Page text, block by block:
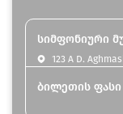
სიმფონიური
123 A D.
ბილეთის ფასი